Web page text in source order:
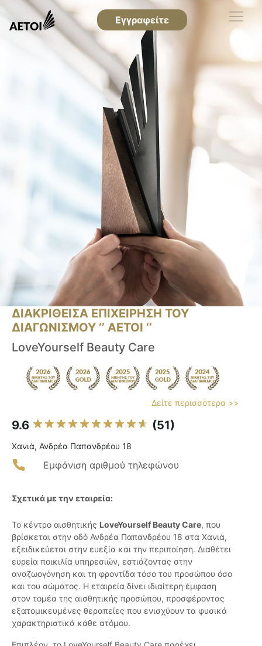
Εγγραφείτε
ΔΙΑΚΡΙΘΕΙΣΑ ΕΠΙΧΕΙΡΗΣΗ ΤΟΥ
ΔΙΑΓΩΝΙΣΜΟΥ ‘’ ΑΕΤΟΙ ‘’
LoveYourself Beauty Care
Δείτε περισσότερα >>
9.6 (51)
Χανιά, Ανδρέα Παπανδρέου 18
Εμφάνιση αριθμού τηλεφώνου
Σχετικά με την εταιρεία:
Το κέντρο αισθητικής LoveYourself Beauty Care, που
βρίσκεται στην οδό Ανδρέα Παπανδρέου 18 στα Χανιά,
εξειδικεύεται στην ευεξία και την περιποίηση. Διαθέτει
ευρεία ποικιλία υπηρεσιών, εστιάζοντας στην
αναζωογόνηση και τη φροντίδα τόσο του προσώπου όσο
και του σώματος. Η εταιρεία δίνει ιδιαίτερη έμφαση
στον τομέα της αισθητικής προσώπου, προσφέροντας
εξατομικευμένες θεραπείες που ενισχύουν τα φυσικά
χαρακτηριστικά κάθε ατόμου.